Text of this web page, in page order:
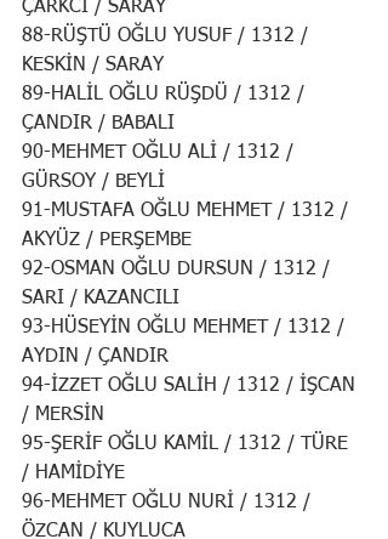
ÇARKCI / SARAY
88-RÜŞTÜ OĞLU YUSUF / 1312 /
KESKİN / SARAY
89-HALİL OĞLU RÜŞDÜ / 1312 /
ÇANDIR / BABALI
90-MEHMET OĞLU ALİ / 1312 /
GÜRSOY / BEYLİ
91-MUSTAFA OĞLU MEHMET / 1312 /
AKYÜZ / PERŞEMBE
92-OSMAN OĞLU DURSUN / 1312 /
SARI / KAZANCILI
93-HÜSEYİN OĞLU MEHMET / 1312 /
AYDIN / ÇANDIR
94-İZZET OĞLU SALİH / 1312 / İŞCAN
/ MERSİN
95-ŞERİF OĞLU KAMİL / 1312 / TÜRE
/ HAMİDİYE
96-MEHMET OĞLU NURİ / 1312 /
ÖZCAN / KUYLUCA